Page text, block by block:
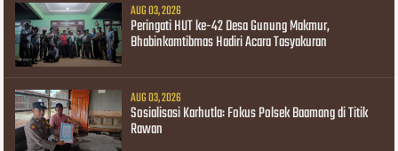
AUG 03, 2026
Peringati HUT ke-42 Desa Gunung Makmur,
Bhabinkamtibmas Hadiri Acara Tasyakuran
AUG 03, 2026
Sosialisasi Karhutla: Fokus Polsek Baamang di Titik
Rawan